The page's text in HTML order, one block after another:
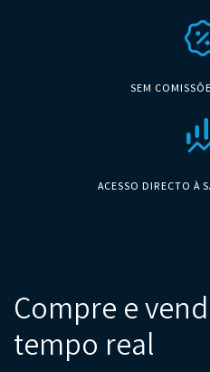
SEM
ACESSO DIRECTO À
Compre e
tempo real